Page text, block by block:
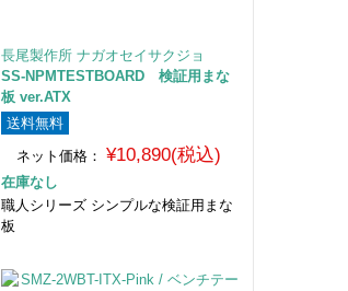
長尾製作所 ナガオセイサクジョ
SS-NPMTESTBOARD 検証用まな
板 ver.ATX
送料無料
ネット価格： ¥10,890(税込)
在庫なし
職人シリーズ シンプルな検証用まな
板